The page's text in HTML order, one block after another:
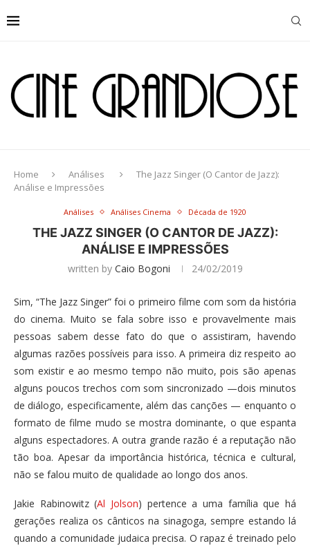
Home Análises
The Jazz Singer (O Cantor de Jazz):
Análise e Impressões
Análises Análises Cinema Década de 1920
THE JAZZ SINGER (O CANTOR DE JAZZ):
ANÁLISE E IMPRESSÕES
written by Caio Bogoni 24/02/2019
Sim, “The Jazz Singer” foi o primeiro filme com som da história
do cinema. Muito se fala sobre isso e provavelmente mais
pessoas sabem desse fato do que o assistiram, havendo
algumas razões possíveis para isso. A primeira diz respeito ao
som existir e ao mesmo tempo não muito, pois são apenas
alguns poucos trechos com som sincronizado —dois minutos
de diálogo, especificamente, além das canções — enquanto o
formato de filme mudo se mostra dominante, o que espanta
alguns espectadores. A outra grande razão é a reputação não
tão boa. Apesar da importância histórica, técnica e cultural,
não se falou muito de qualidade ao longo dos anos.
Jakie Rabinowitz (Al Jolson) pertence a uma família que há
gerações realiza os cânticos na sinagoga, sempre estando lá
quando a comunidade judaica precisa. O rapaz é treinado pelo